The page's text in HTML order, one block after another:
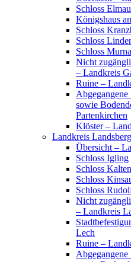
Schloss Elmau
Königshaus
Schloss
Schloss
Schloss
Nicht
– Landkreis
Ruine –
sowie
Partenkirchen
Klöster –
Landkreis
Übersicht –
Schloss Igling
Schloss
Schloss
Schloss
Nicht
– Landkreis
Lech
Ruine –